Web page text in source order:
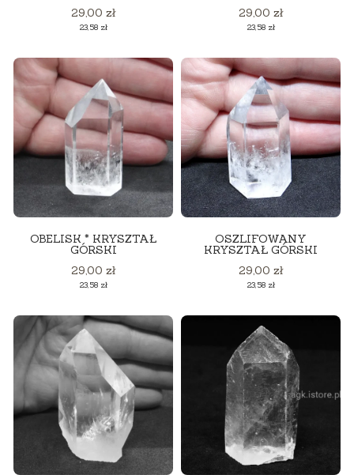
Cena
29,00 zł
Cena
23,58 zł
Cena
29,00 zł
Cena
23,58 zł
OBELISK * KRYSZTAŁ
GÓRSKI
Cena
29,00 zł
Cena
23,58 zł
OSZLIFOWANY
KRYSZTAŁ GÓRSKI
Cena
29,00 zł
Cena
23,58 zł